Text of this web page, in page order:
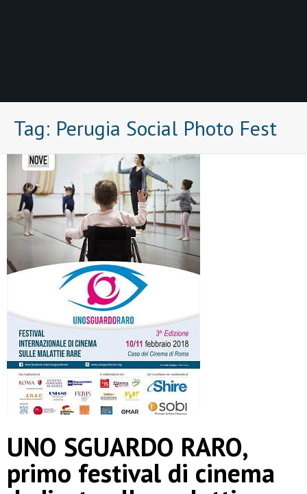
Tag: Perugia Social Photo Fest
UNO SGUARDO RARO,
primo festival di cinema